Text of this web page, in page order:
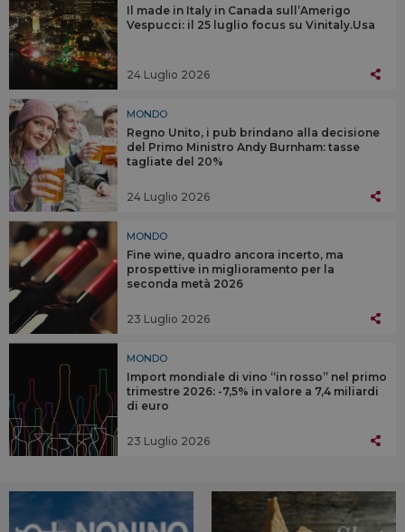
Il made in Italy in Canada sull’Amerigo
Vespucci: il 25 luglio focus su Vinitaly.Usa
24 Luglio 2026
MONDO
Regno Unito, i pub brindano alla decisione
del Primo Ministro Andy Burnham: tasse
tagliate del 20%
24 Luglio 2026
MONDO
Fine wine, quadro ancora incerto, ma
prospettive in miglioramento per la
seconda metà 2026
23 Luglio 2026
MONDO
Import mondiale di vino “in rosso” nel primo
trimestre 2026: -7,5% in valore a 7,4 miliardi
di euro
23 Luglio 2026